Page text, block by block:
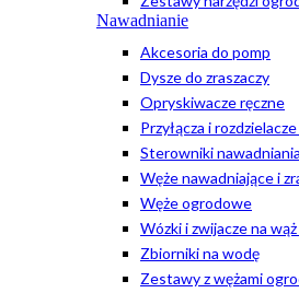
Nawadnianie
Akcesoria do pomp
Dysze do zraszaczy
Opryskiwacze ręczne
Przyłącza i
Sterowniki nawadniania
Węże nawadniające i
Węże ogrodowe
Wózki i zwijacze na
Zbiorniki na wodę
Zestawy z wężami